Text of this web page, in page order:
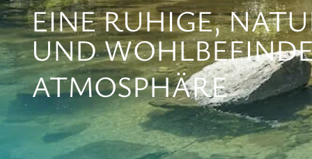
EINE RUHIGE,
UND
ATMOSPHÄRE